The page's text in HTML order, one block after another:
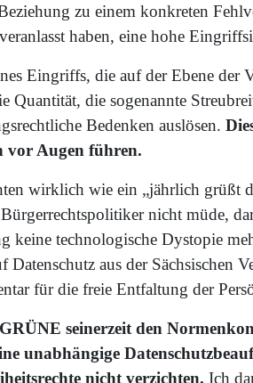
zu einem konkreten
haben, eine hohe
Eingriffs, die auf der Ebene der
Quantität, die sogenannte
Bedenken auslösen.
vor Augen führen.
wirklich wie ein „jährlich grüßt
nicht müde,
keine technologische Dystopie
Datenschutz aus der Sächsischen
für die freie Entfaltung der
seinerzeit den
unabhängige
nicht verzichten. Ich